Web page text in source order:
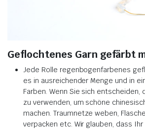
Geflochtenes Garn gefärbt
Jede Rolle regenbogenfarbenes
es in ausreichender Menge und in
Farben. Wenn Sie sich entscheiden,
zu verwenden, um schöne
machen. Traumnetze weben,
verpacken etc. Wir glauben, dass